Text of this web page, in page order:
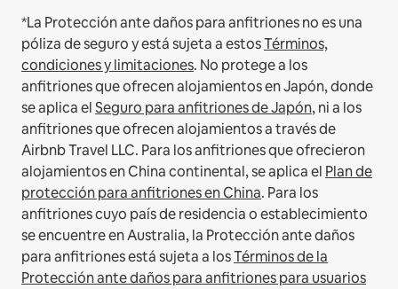
*La Protección ante daños para anfitriones no es una
póliza de seguro y está sujeta a estosTérminos,
condiciones y limitaciones. No protege a los
anfitriones que ofrecen alojamientos en Japón, donde
se aplica elSeguro para anfitriones de Japón, ni a los
anfitriones que ofrecen alojamientos a través de
Airbnb Travel LLC. Para los anfitriones que ofrecieron
alojamientos en China continental, se aplica el Plan de
protección para anfitriones en China. Para los
anfitriones cuyo país de residencia o establecimiento
se encuentre en Australia, la Protección ante daños
para anfitriones está sujeta a losTérminos de la
Protección ante daños para anfitriones para usuarios